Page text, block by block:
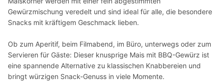
Gewürzmischung veredelt und sind ideal für alle, die besondere
Snacks mit kräftigem Geschmack lieben.
Ob zum Aperitif, beim Filmabend, im Büro, unterwegs oder zum
Servieren für Gäste: Dieser knusprige Mais mit BBQ-Gewürz ist
eine spannende Alternative zu klassischen Knabbereien und
bringt würzigen Snack-Genuss in viele Momente.